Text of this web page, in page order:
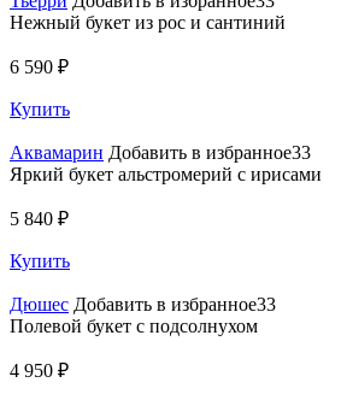
Нежный букет из рос и сантиний
6 590 ₽
Купить
Аквамарин Добавить в избранное33
Яркий букет альстромерий с ирисами
5 840 ₽
Купить
Дюшес Добавить в избранное33
Полевой букет с подсолнухом
4 950 ₽